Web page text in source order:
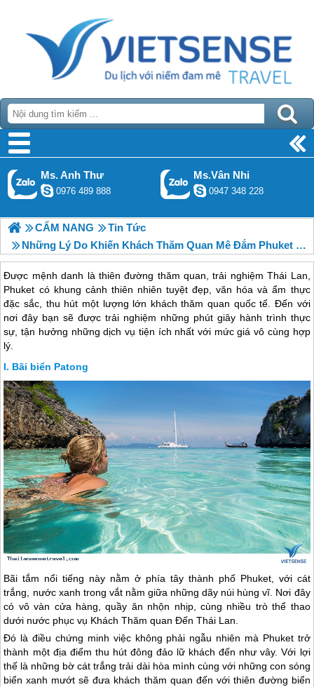
Ms. Anh Thư
0976 489 888
Ms.Vân Nhi
0947 348 228
CẨM NANG
Tin Tức
Những Lý Do Khiến Khách Thăm Quan Mê Đắm Phuket Thái Lan
Được mệnh danh là thiên đường thăm quan, trải nghiệm Thái Lan,
Phuket có khung cảnh thiên nhiên tuyệt đẹp, văn hóa và ẩm thực
đặc sắc, thu hút một lượng lớn khách thăm quan quốc tế. Đến với
nơi đây bạn sẽ được trải nghiệm những phút giây hành trình thực
sự, tận hưởng những dịch vụ tiện ích nhất với mức giá vô cùng hợp
lý.
Bãi biển Patong
Bãi tắm nổi tiếng này nằm ở phía tây thành phố Phuket, với cát
trắng, nước xanh trong vắt nằm giữa những dãy núi hùng vĩ. Nơi đây
có vô vàn cửa hàng, quầy ăn nhộn nhịp, cùng nhiều trò thể thao
dưới nước phục vụ Khách Thăm quan ĐếnThái Lan
Đó là điều chứng minh việc không phải ngẫu nhiên mà Phuket trở
thành một địa điểm thu hút đông đảo lữ khách đến như vây. Với lợi
thế là những bờ cát trắng trải dài hòa mình cùng với những con sóng
biển xanh mướt sẽ đưa khách thăm quan đến với thiên đường biển